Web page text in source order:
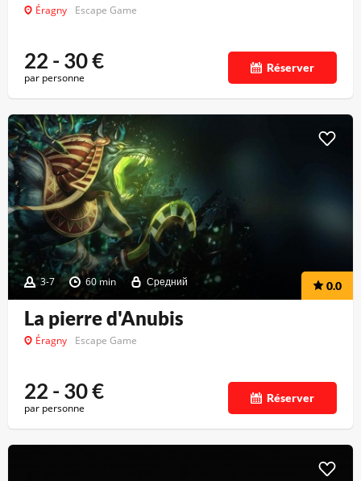
Éragny Escape Game
22 - 30€
par personne
Réserver
3-7 60 min Средний 0.0
La pierre d'Anubis
Éragny Escape Game
22 - 30€
par personne
Réserver